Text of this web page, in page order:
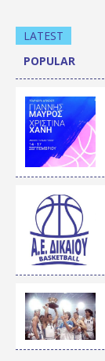
LATEST
POPULAR